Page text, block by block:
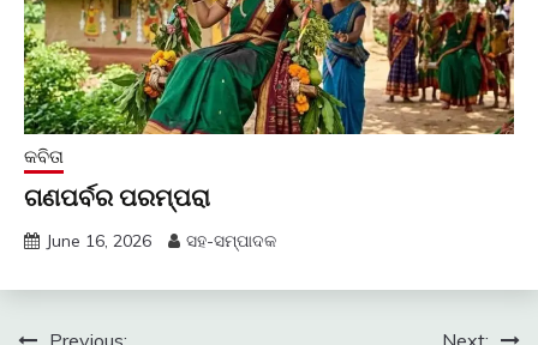
କବିତା
ଗଣପର୍ବର ପରମ୍ପରା
June 16, 2026 ସହ-ସମ୍ପାଦକ
Previous: Next: